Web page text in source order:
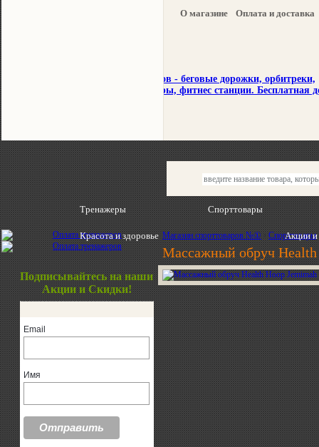
О магазине Оплата и доставка
Тренажеры Спорттовары
Красота и здоровье Акции и
Подписывайтесь на наши
Акции и Скидки!
Email
Имя
Магазин спорттоваров №① › Спорттовары
Массажный обруч